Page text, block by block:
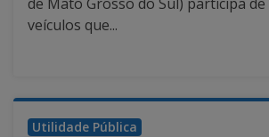
veículos que...
Utilidade Pública